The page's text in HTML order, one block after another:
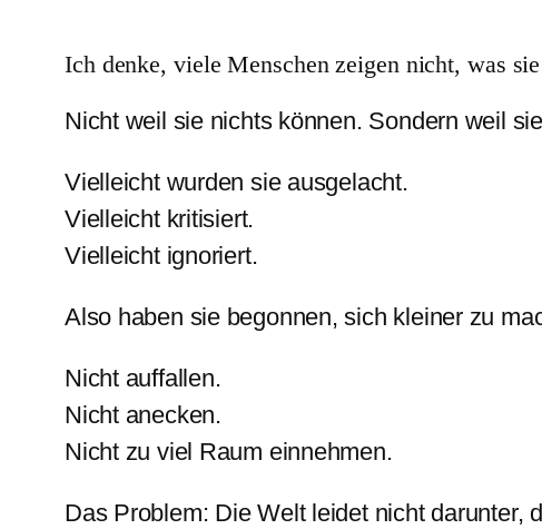
Ich denke, viele Menschen zeigen nicht, was
Nicht weil sie nichts können. Sondern weil
Vielleicht wurden sie ausgelacht.
Vielleicht kritisiert.
Vielleicht ignoriert.
Also haben sie begonnen, sich kleiner zu
Nicht auffallen.
Nicht anecken.
Nicht zu viel Raum einnehmen.
Das Problem: Die Welt leidet nicht darunter,